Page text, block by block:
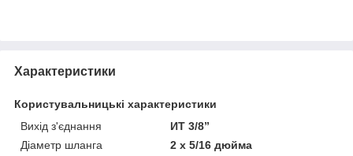
Характеристики
Користувальницькі характеристики
Вихід з'єднання
ИТ 3/8”
Діаметр шланга
2 х 5/16 дюйма